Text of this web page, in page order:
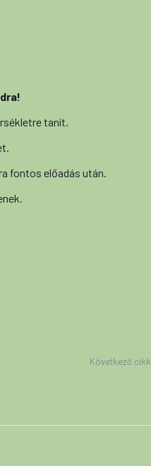
tanít.
fontos előadás után.
Következő cikk